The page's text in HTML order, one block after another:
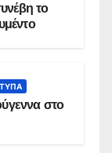
το
ντοκουμέντο
στο